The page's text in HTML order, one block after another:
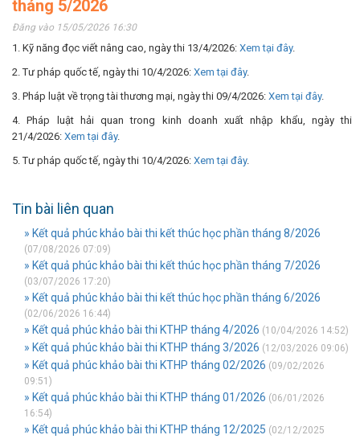
tháng 5/2026
Đăng vào 15/05/2026 16:30
1. Kỹ năng đọc viết nâng cao, ngày thi 13/4/2026: Xem tại đây.
2. Tư pháp quốc tế, ngày thi 10/4/2026: Xem tại đây.
3. Pháp luật về trọng tài thương mại, ngày thi 09/4/2026: Xem tại đây.
4. Pháp luật hải quan trong kinh doanh xuất nhập khẩu, ngày thi
21/4/2026: Xem tại đây.
5. Tư pháp quốc tế, ngày thi 10/4/2026: Xem tại đây.
Tin bài liên quan
» Kết quả phúc khảo bài thi kết thúc học phần tháng 8/2026
(07/08/2026 07:09)
» Kết quả phúc khảo bài thi kết thúc học phần tháng 7/2026
(03/07/2026 17:20)
» Kết quả phúc khảo bài thi kết thúc học phần tháng 6/2026
(02/06/2026 16:44)
» Kết quả phúc khảo bài thi KTHP tháng 4/2026 (10/04/2026 14:52)
» Kết quả phúc khảo bài thi KTHP tháng 3/2026 (12/03/2026 09:06)
» Kết quả phúc khảo bài thi KTHP tháng 02/2026 (09/02/2026
09:51)
» Kết quả phúc khảo bài thi KTHP tháng 01/2026 (06/01/2026
16:54)
» Kết quả phúc khảo bài thi KTHP tháng 12/2025 (02/12/2025